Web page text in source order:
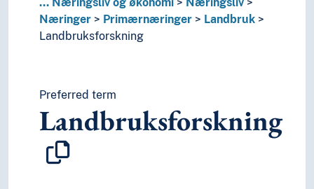
Pedagogikk
Psykologi
Samfunnsvitenskap
Språk
... Næringsliv og økonomi
Næringsliv
Næringer
Primærnæringer
Landbruk
Landbruksforskning
Preferred term
Landbruksforskning